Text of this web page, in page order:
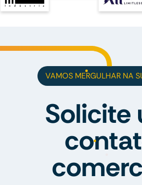
VAMOS MERGULHAR NA
Solicite